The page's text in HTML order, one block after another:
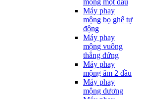
mộng một đầu
Máy phay
mộng bọ ghế tự
động
Máy phay
mộng vuông
thẳng đứng
Máy phay
mộng âm 2 đầu
Máy phay
mộng dương